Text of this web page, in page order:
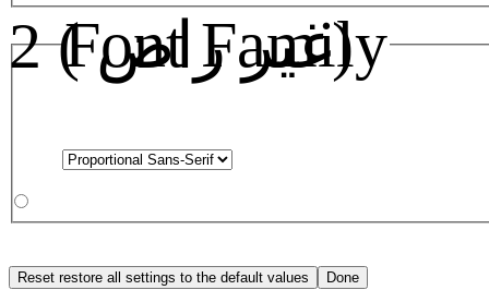
Font Family
Reset restore all settings to the default values Done
2 ( غير راض)